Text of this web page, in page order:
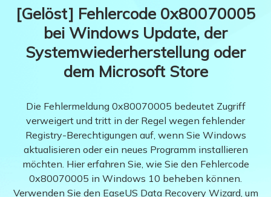
[Gelöst] Fehlercode 0x80070005
bei Windows Update, der
Systemwiederherstellung oder
dem Microsoft Store
Die Fehlermeldung 0x80070005 bedeutet Zugriff
verweigert und tritt in der Regel wegen fehlender
Registry-Berechtigungen auf, wenn Sie Windows
aktualisieren oder ein neues Programm installieren
möchten. Hier erfahren Sie, wie Sie den Fehlercode
0x80070005 in Windows 10 beheben können.
Verwenden Sie den EaseUS Data Recovery Wizard, um